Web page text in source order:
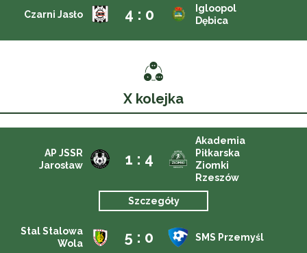
Czarni Jasło 4 : 0
Igloopol
Dębica
X kolejka
AP JSSR
Jarosław
1 : 4
Akademia
Piłkarska
Ziomki
Rzeszów
Szczegóły
Stal Stalowa
Wola
5 : 0 SMS Przemyśl